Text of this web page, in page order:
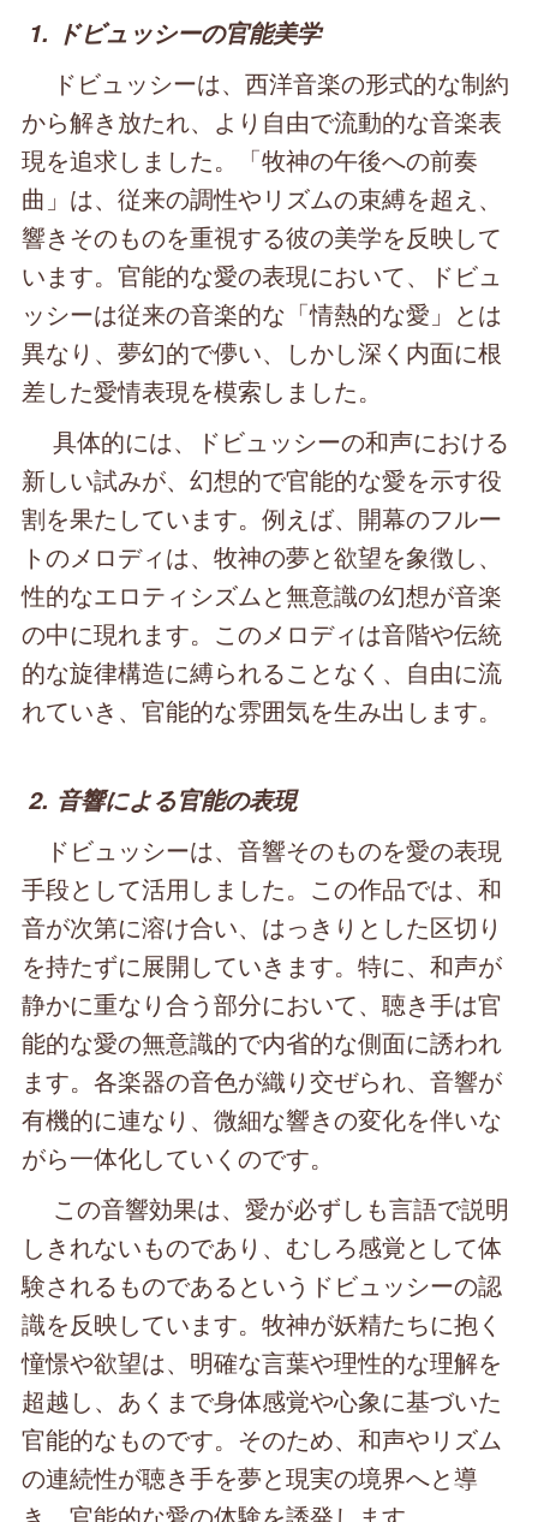
1. ドビュッシーの官能美学
ドビュッシーは、西洋音楽の形式的な制約
から解き放たれ、より自由で流動的な音楽表
現を追求しました。「牧神の午後への前奏
曲」は、従来の調性やリズムの束縛を超え、
響きそのものを重視する彼の美学を反映して
います。官能的な愛の表現において、ドビュ
ッシーは従来の音楽的な「情熱的な愛」とは
異なり、夢幻的で儚い、しかし深く内面に根
差した愛情表現を模索しました。
具体的には、ドビュッシーの和声における
新しい試みが、幻想的で官能的な愛を示す役
割を果たしています。例えば、開幕のフルー
トのメロディは、牧神の夢と欲望を象徴し、
性的なエロティシズムと無意識の幻想が音楽
の中に現れます。このメロディは音階や伝統
的な旋律構造に縛られることなく、自由に流
れていき、官能的な雰囲気を生み出します。
2. 音響による官能の表現
ドビュッシーは、音響そのものを愛の表現
手段として活用しました。この作品では、和
音が次第に溶け合い、はっきりとした区切り
を持たずに展開していきます。特に、和声が
静かに重なり合う部分において、聴き手は官
能的な愛の無意識的で内省的な側面に誘われ
ます。各楽器の音色が織り交ぜられ、音響が
有機的に連なり、微細な響きの変化を伴いな
がら一体化していくのです。
この音響効果は、愛が必ずしも言語で説明
しきれないものであり、むしろ感覚として体
験されるものであるというドビュッシーの認
識を反映しています。牧神が妖精たちに抱く
憧憬や欲望は、明確な言葉や理性的な理解を
超越し、あくまで身体感覚や心象に基づいた
官能的なものです。そのため、和声やリズム
の連続性が聴き手を夢と現実の境界へと導